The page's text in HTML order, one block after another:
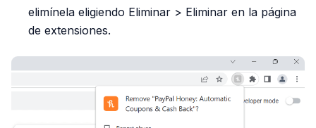
elimínela eligiendo Eliminar > Eliminar en la página
de extensiones.